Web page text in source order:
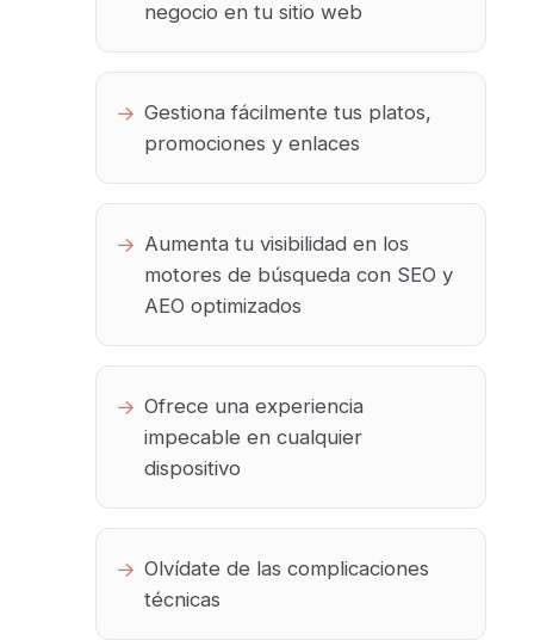
negocio en tu sitio web
Gestiona fácilmente tus platos,
promociones y enlaces
Aumenta tu visibilidad en los
motores de búsqueda con SEO y
AEO optimizados
Ofrece una experiencia
impecable en cualquier
dispositivo
Olvídate de las complicaciones
técnicas